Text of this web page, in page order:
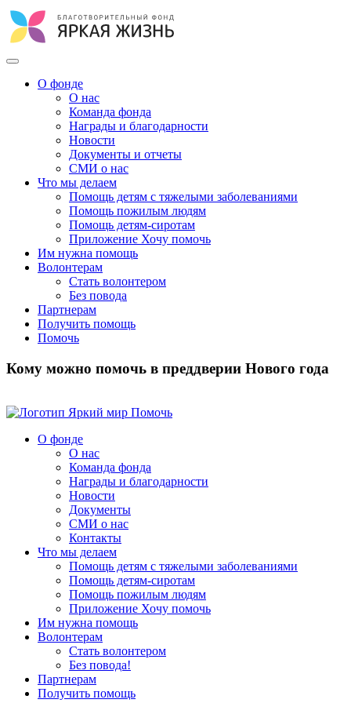
О фонде
О нас
Команда фонда
Награды и благодарности
Новости
Документы и отчеты
СМИ о нас
Что мы делаем
Помощь детям с тяжелыми заболеваниями
Помощь пожилым людям
Помощь детям-сиротам
Приложение Хочу помочь
Им нужна помощь
Волонтерам
Стать волонтером
Без повода
Партнерам
Получить помощь
Помочь
Кому можно помочь в преддверии Нового года
Помочь
О фонде
О нас
Команда фонда
Награды и благодарности
Новости
Документы
СМИ о нас
Контакты
Что мы делаем
Помощь детям с тяжелыми заболеваниями
Помощь детям-сиротам
Помощь пожилым людям
Приложение Хочу помочь
Им нужна помощь
Волонтерам
Стать волонтером
Без повода!
Партнерам
Получить помощь